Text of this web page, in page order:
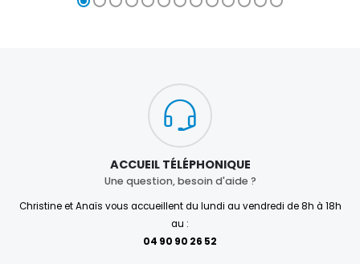
ACCUEIL TÉLÉPHONIQUE
Une question, besoin d'aide ?
Christine et Anaïs vous accueillent du lundi au vendredi de 8h à 18h
au :
04 90 90 26 52